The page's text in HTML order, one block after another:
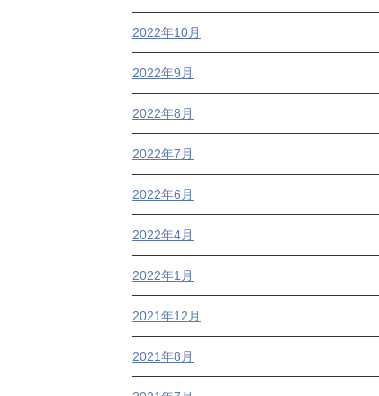
2022年10月
2022年9月
2022年8月
2022年7月
2022年6月
2022年4月
2022年1月
2021年12月
2021年8月